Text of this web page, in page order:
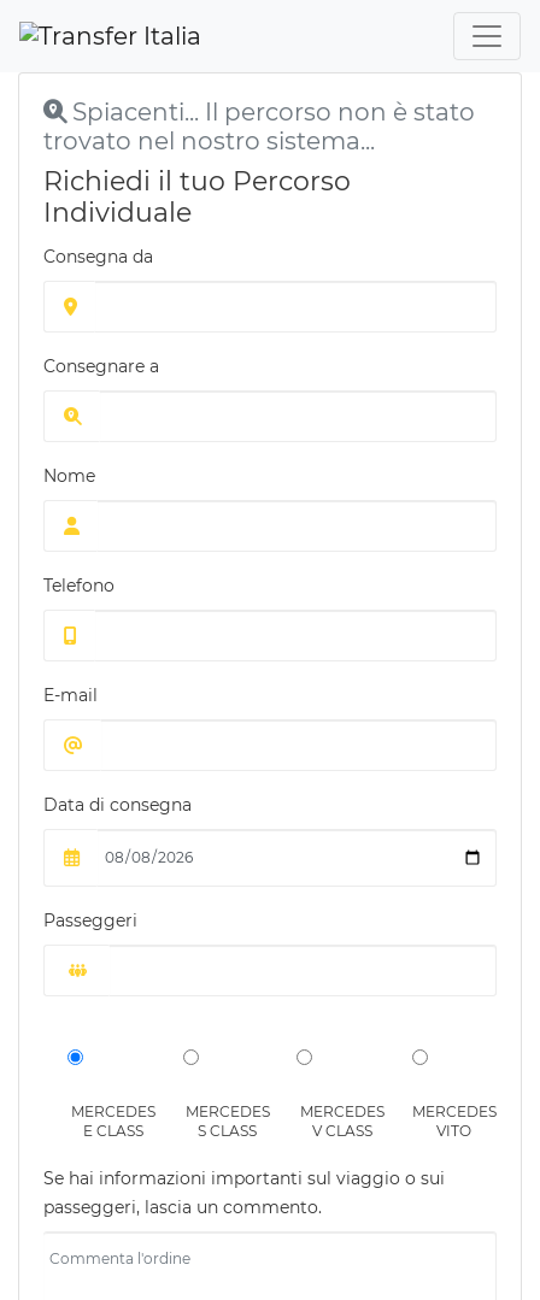
Spiacenti... Il percorso non è stato
trovato nel nostro sistema...
Richiedi il tuo Percorso
Individuale
Consegna da
Consegnare a
Nome
Telefono
E-mail
Data di consegna
Passeggeri
MERCEDES
E CLASS
MERCEDES
S CLASS
MERCEDES
V CLASS
MERCEDES
VITO
Se hai informazioni importanti sul viaggio o sui
passeggeri, lascia un commento.